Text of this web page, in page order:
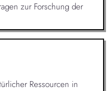
zur Forschung der
Ressourcen in